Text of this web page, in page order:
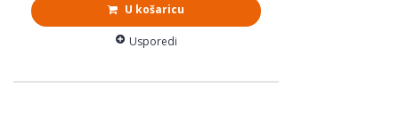
U košaricu
Usporedi